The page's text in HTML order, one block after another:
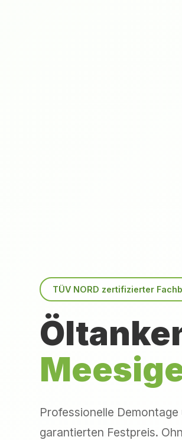
TÜV NORD zertifizierter
Professionelle
garantierten Festpreis.